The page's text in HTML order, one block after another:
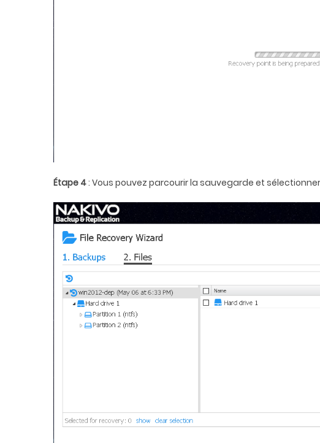
Étape 4: Vous pouvez parcourir la sauvegarde et